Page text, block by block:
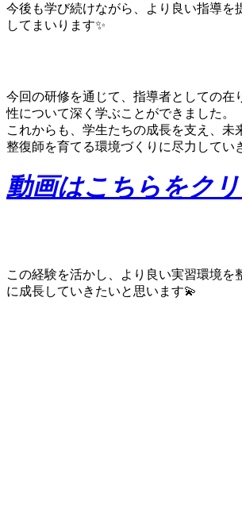
今後も学び続けながら、より良い指導を
してまいります✨
今回の研修を通じて、指導者としての在
性について深く学ぶことができました。
これからも、学生たちの成長を支え、未
整復師を育てる環境づくりに尽力してい
動画はこちらをクリ
この経験を活かし、より良い実習環境を
に成長していきたいと思います💫